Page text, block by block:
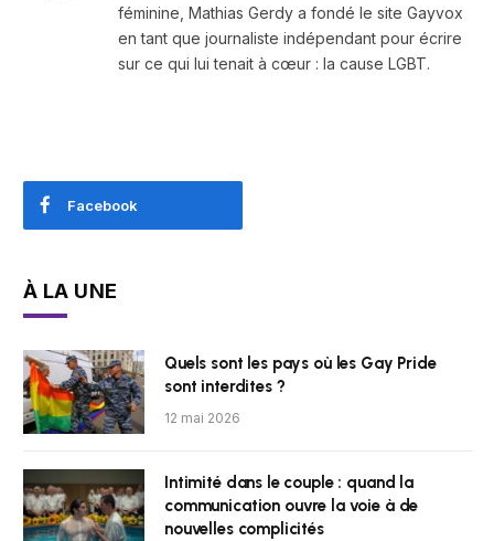
féminine, Mathias Gerdy a fondé le site Gayvox
en tant que journaliste indépendant pour écrire
sur ce qui lui tenait à cœur : la cause LGBT.
Facebook
À LA UNE
Quels sont les pays où les Gay Pride
sont interdites ?
12 mai 2026
Intimité dans le couple : quand la
communication ouvre la voie à de
nouvelles complicités